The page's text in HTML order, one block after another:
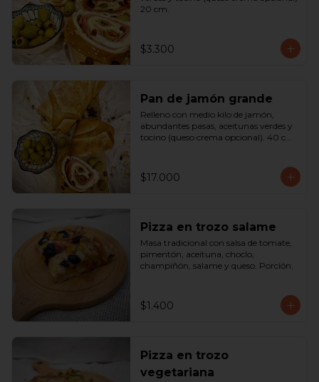
20 cm.
$3.300
Pan de jamón grande
Relleno con medio kilo de jamón,
abundantes pasas, aceitunas verdes y
tocino (queso crema opcional). 40 cm
$17.000
Pizza en trozo salame
Masa tradicional con salsa de tomate,
pimentón, aceituna, choclo,
champiñón, salame y queso. Porción.
$1.400
Pizza en trozo
vegetariana